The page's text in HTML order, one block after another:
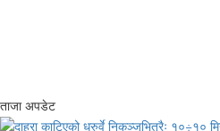
ताजा अपडेट